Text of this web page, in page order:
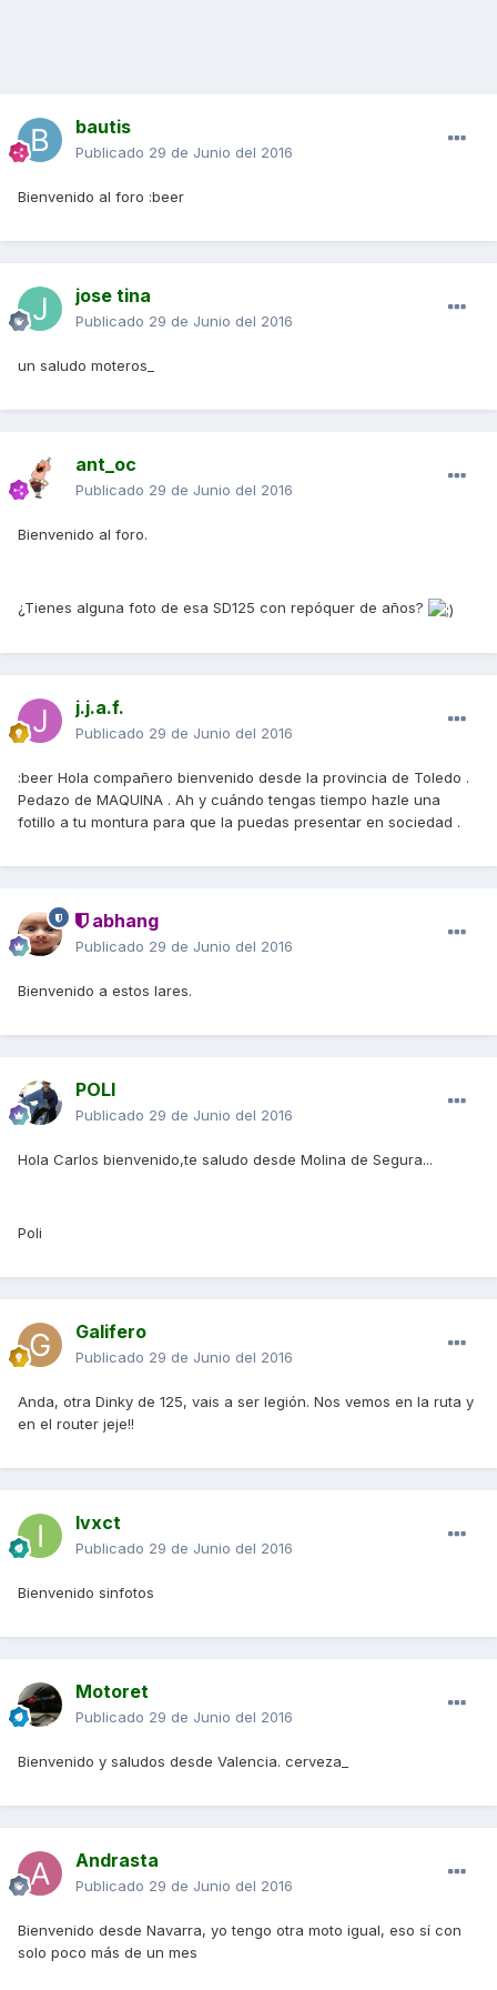
bautis
Publicado 29 de Junio del 2016
Bienvenido al foro :beer
jose tina
Publicado 29 de Junio del 2016
un saludo moteros_
ant_oc
Publicado 29 de Junio del 2016
Bienvenido al foro.
¿Tienes alguna foto de esa SD125 con repóquer de años?
j.j.a.f.
Publicado 29 de Junio del 2016
:beer Hola compañero bienvenido desde la provincia de Toledo .
Pedazo de MAQUINA . Ah y cuándo tengas tiempo hazle una
fotillo a tu montura para que la puedas presentar en sociedad .
abhang
Publicado 29 de Junio del 2016
Bienvenido a estos lares.
POLI
Publicado 29 de Junio del 2016
Hola Carlos bienvenido,te saludo desde Molina de Segura...
Poli
Galifero
Publicado 29 de Junio del 2016
Anda, otra Dinky de 125, vais a ser legión. Nos vemos en la ruta y
en el router jeje!!
Ivxct
Publicado 29 de Junio del 2016
Bienvenido sinfotos
Motoret
Publicado 29 de Junio del 2016
Bienvenido y saludos desde Valencia. cerveza_
Andrasta
Publicado 29 de Junio del 2016
Bienvenido desde Navarra, yo tengo otra moto igual, eso sí con
solo poco más de un mes